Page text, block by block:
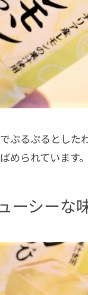
ぷるぷるとし
められています
ーシーな